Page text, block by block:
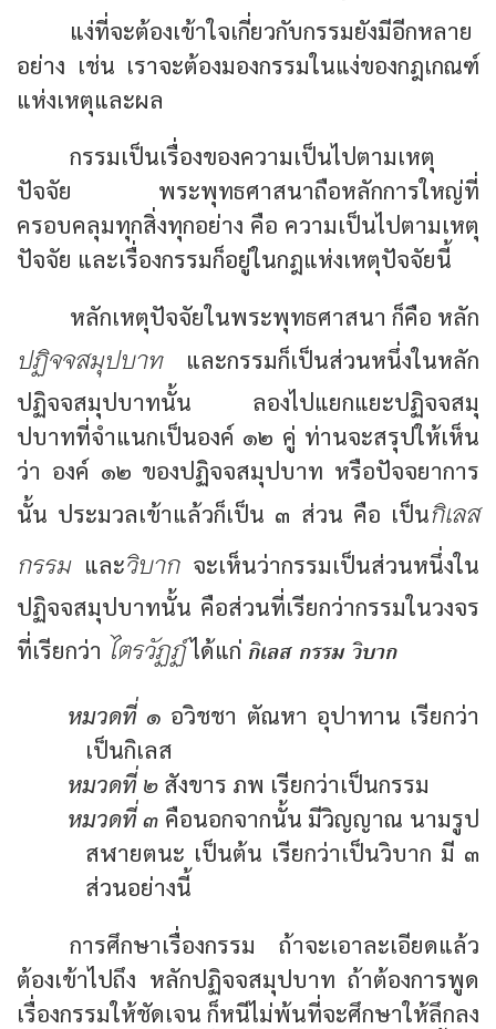
แง่ที่จะต้องเข้าใจเกี่ยวกับกรรมยังมีอีกหลาย
อย่าง เช่น เราจะต้องมองกรรมในแง่ของกฎเกณฑ์
แห่งเหตุและผล
กรรมเป็นเรื่องของความเป็นไปตามเหตุ
ปัจจัย พระพุทธศาสนาถือหลักการใหญ่ที่
ครอบคลุมทุกสิ่งทุกอย่าง คือ ความเป็นไปตามเหตุ
ปัจจัย และเรื่องกรรมก็อยู่ในกฎแห่งเหตุปัจจัยนี้
หลักเหตุปัจจัยในพระพุทธศาสนา ก็คือ หลัก
ปฏิจจสมุปบาทและกรรมก็เป็นส่วนหนึ่งในหลัก
ปฏิจจสมุปบาทนั้น ลองไปแยกแยะปฏิจจสมุ
ปบาทที่จำแนกเป็นองค์ ๑๒ คู่ ท่านจะสรุปให้เห็น
ว่า องค์ ๑๒ ของปฏิจจสมุปบาท หรือปัจจยาการ
นั้น ประมวลเข้าแล้วก็เป็น ๓ ส่วน คือ เป็นกิเลส
กรรมและวิบากจะเห็นว่ากรรมเป็นส่วนหนึ่งใน
ปฏิจจสมุปบาทนั้น คือส่วนที่เรียกว่ากรรมในวงจร
ที่เรียกว่า ไตรวัฏฏ์ได้แก่ กิเลส กรรม วิบาก
หมวดที่ ๑ อวิชชา ตัณหา อุปาทาน เรียกว่า
เป็นกิเลส
หมวดที่ ๒สังขาร ภพ เรียกว่าเป็นกรรม
หมวดที่ ๓ คือนอกจากนั้น มีวิญญาณ นามรูป
สฬายตนะ เป็นต้น เรียกว่าเป็นวิบาก มี ๓
ส่วนอย่างนี้
การศึกษาเรื่องกรรม ถ้าจะเอาละเอียดแล้ว
ต้องเข้าไปถึง หลักปฏิจจสมุปบาท ถ้าต้องการพูด
เรื่องกรรมให้ชัดเจน ก็หนีไม่พ้นที่จะศึกษาให้ลึกลง